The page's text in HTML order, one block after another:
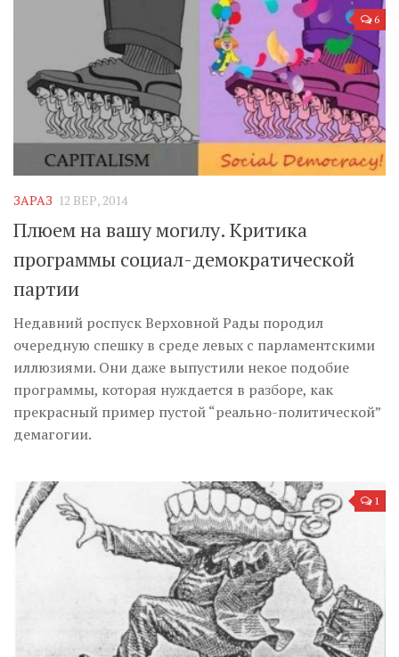
6
ЗАРАЗ 12 ВЕР, 2014
Плюем на вашу могилу. Критика
программы социал-демократической
партии
Недавний роспуск Верховной Рады породил
очередную спешку в среде левых с парламентскими
иллюзиями. Они даже выпустили некое подобие
программы, которая нуждается в разборе, как
прекрасный пример пустой “реально-политической”
демагогии.
1